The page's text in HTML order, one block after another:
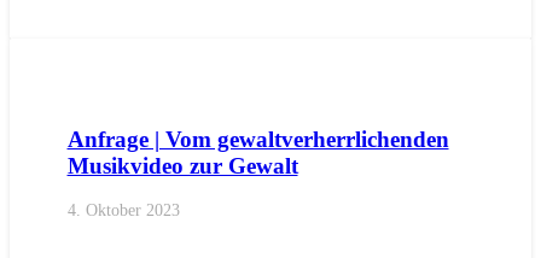
Anfrage | Vom gewaltverherrlichenden
Musikvideo zur Gewalt
4. Oktober 2023